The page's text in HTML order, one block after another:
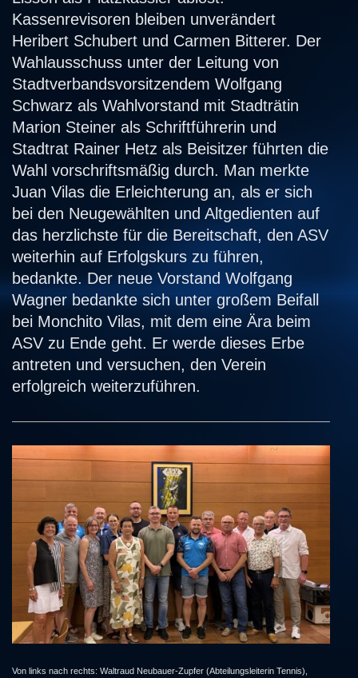
Kassenrevisoren bleiben unverändert
Heribert Schubert und Carmen Bitterer. Der
Wahlausschuss unter der Leitung von
Stadtverbandsvorsitzendem Wolfgang
Schwarz als Wahlvorstand mit Stadträtin
Marion Steiner als Schriftführerin und
Stadtrat Rainer Hetz als Beisitzer führten die
Wahl vorschriftsmäßig durch. Man merkte
Juan Vilas die Erleichterung an, als er sich
bei den Neugewählten und Altgedienten auf
das herzlichste für die Bereitschaft, den ASV
weiterhin auf Erfolgskurs zu führen,
bedankte. Der neue Vorstand Wolfgang
Wagner bedankte sich unter großem Beifall
bei Monchito Vilas, mit dem eine Ära beim
ASV zu Ende geht. Er werde dieses Erbe
antreten und versuchen, den Verein
erfolgreich weiterzuführen.
Von links nach rechts: Waltraud Neubauer-Zupfer (Abteilungsleiterin Tennis),